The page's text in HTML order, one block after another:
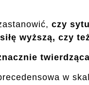
czy
wyższą, czy
twierdząca
w